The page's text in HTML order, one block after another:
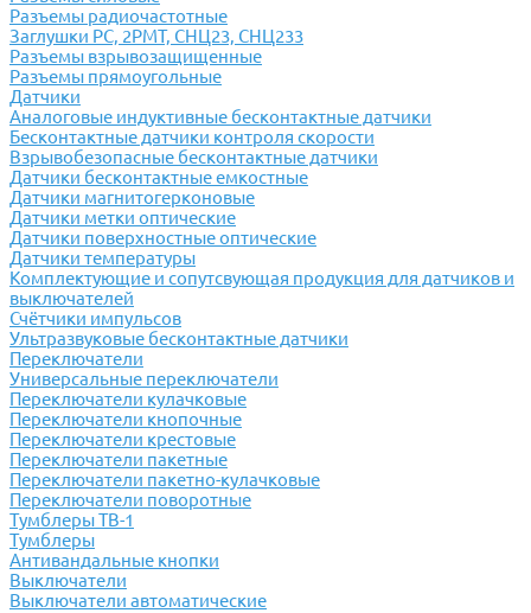
Разъемы радиочастотные
Заглушки РС, 2РМТ, СНЦ23, СНЦ233
Разъемы взрывозащищенные
Разъемы прямоугольные
Датчики
Аналоговые индуктивные бесконтактные датчики
Бесконтактные датчики контроля скорости
Взрывобезопасные бесконтактные датчики
Датчики бесконтактные емкостные
Датчики магнитогерконовые
Датчики метки оптические
Датчики поверхностные оптические
Датчики температуры
Комплектующие и сопутсвующая продукция для датчиков и
выключателей
Счётчики импульсов
Ультразвуковые бесконтактные датчики
Переключатели
Универсальные переключатели
Переключатели кулачковые
Переключатели кнопочные
Переключатели крестовые
Переключатели пакетные
Переключатели пакетно-кулачковые
Переключатели поворотные
Тумблеры ТВ-1
Тумблеры
Антивандальные кнопки
Выключатели
Выключатели автоматические